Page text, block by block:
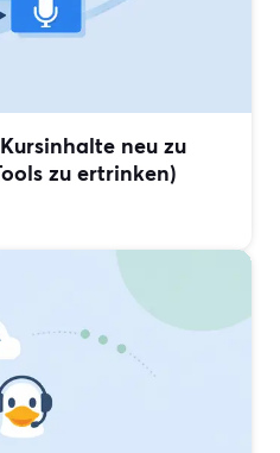
neu zu
zu ertrinken)